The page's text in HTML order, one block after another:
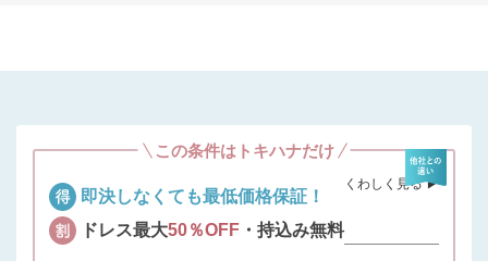
この条件はトキハナだけ
即決しなくても最低価格保証！
ドレス最大50％OFF ・持込み無料
くわしく見る ▶︎